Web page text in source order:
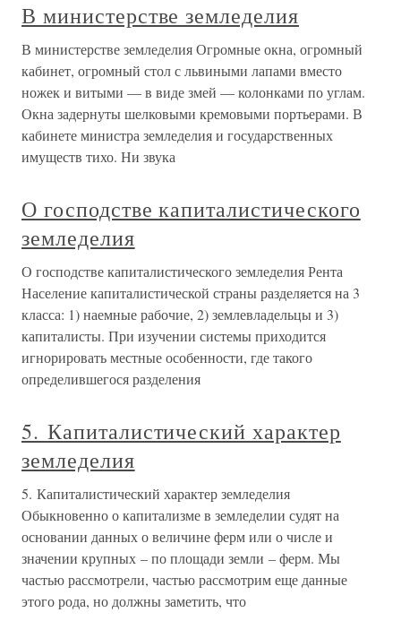
В министерстве земледелия
В министерстве земледелия Огромные окна, огромный
кабинет, огромный стол с львиными лапами вместо
ножек и витыми — в виде змей — колонками по углам.
Окна задернуты шелковыми кремовыми портьерами. В
кабинете министра земледелия и государственных
имуществ тихо. Ни звука
О господстве капиталистического
земледелия
О господстве капиталистического земледелия Рента
Население капиталистической страны разделяется на 3
класса: 1) наемные рабочие, 2) землевладельцы и 3)
капиталисты. При изучении системы приходится
игнорировать местные особенности, где такого
определившегося разделения
5. Капиталистический характер
земледелия
5. Капиталистический характер земледелия
Обыкновенно о капитализме в земледелии судят на
основании данных о величине ферм или о числе и
значении крупных – по площади земли – ферм. Мы
частью рассмотрели, частью рассмотрим еще данные
этого рода, но должны заметить, что